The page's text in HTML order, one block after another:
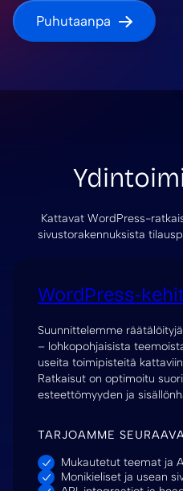
Puhutaanpa
Kattavat WordPress-
sivustorakennuksista
WordPress-
Suunnittelemme
– lohkopohjaisista
useita toimipisteitä
Ratkaisut on optimoitu
esteettömyyden ja
TARJOAMME
Mukautetut teemat ja
Monikieliset ja usean